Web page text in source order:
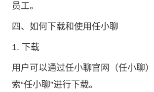
员工。
四、如何下载和使用任小聊
1. 下载
用户可以通过任小聊官网
（任小聊
索“任小聊”进行下载。